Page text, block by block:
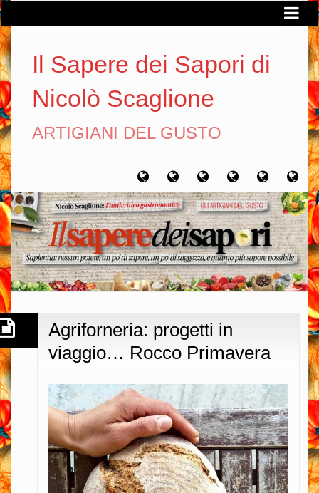
Il Sapere dei Sapori di
Nicolò Scaglione
ARTIGIANI DEL GUSTO
Home Chi
sono
Artigiani
del
gusto
Viaggi
del
gusto
Filosofia
del
gusto
Agriforneria: progetti in
viaggio… Rocco Primavera